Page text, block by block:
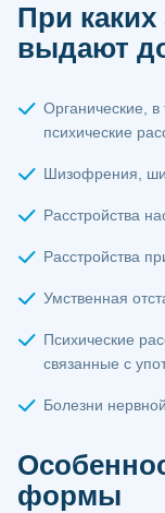
При
выдают
Органические, в
психические
Шизофрения,
Расстройства
Расстройства
Умственная
Психические
связанные с
Болезни
формы